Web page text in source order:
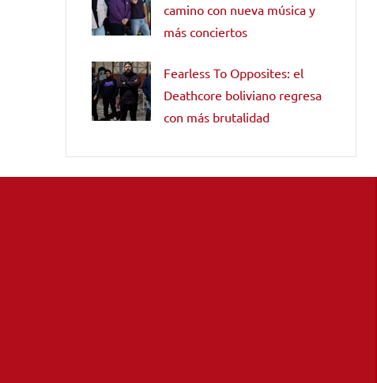
camino con nueva música y
más conciertos
Fearless To Opposites: el
Deathcore boliviano regresa
con más brutalidad